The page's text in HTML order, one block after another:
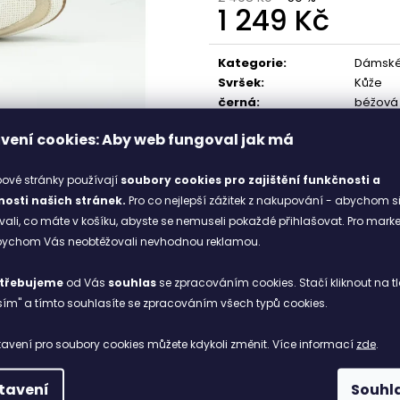
cookies: Aby web fungoval jak má
stránky používají soubory cookies pro zajištění funkčnosti a
našich stránek. Pro co nejlepší zážitek z nakupování - abychom si
co máte v košíku, abyste se nemuseli pokaždé přihlašovat. Pro
Vás neobtěžovali nevhodnou reklamou.
od Vás souhlasse zpracováním cookies. Stačí kliknout na
a tímto souhlasíte se zpracováním všech typů cookies.
pro soubory cookies můžete kdykoli změnit. Více informací zde.
1 249 Kč
Měrná
cena:
Kategorie:
Svršek:
Kůže
černá:
béžová
898 Kč
1 998 Kč